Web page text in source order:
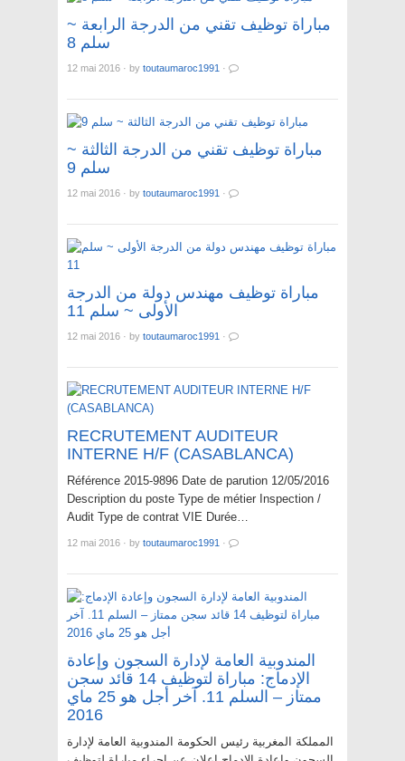
مباراة توظيف تقني من الدرجة الرابعة ~
سلم 8
12 mai 2016 · by toutaumaroc1991 ·
مباراة توظيف تقني من الدرجة الثالثة ~
سلم 9
12 mai 2016 · by toutaumaroc1991 ·
مباراة توظيف مهندس دولة من الدرجة
الأولى ~ سلم 11
12 mai 2016 · by toutaumaroc1991 ·
RECRUTEMENT AUDITEUR
INTERNE H/F (CASABLANCA)
Référence 2015-9896 Date de parution 12/05/2016
Description du poste Type de métier Inspection /
Audit Type de contrat VIE Durée…
12 mai 2016 · by toutaumaroc1991 ·
المندوبية العامة لإدارة السجون وإعادة
الإدماج: مباراة لتوظيف 14 قائد سجن
ممتاز – السلم 11. آخر أجل هو 25 ماي
2016
المملكة المغربية رئيس الحكومة المندوبية العامة لإدارة